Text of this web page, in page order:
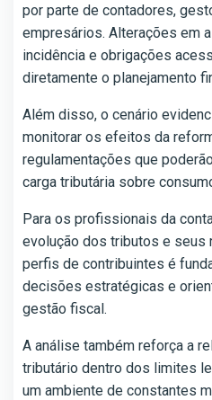
por parte de contadores,
empresários. Alterações em
incidência e obrigações
diretamente o planejamento
Além disso, o cenário
monitorar os efeitos da
regulamentações que
carga tributária sobre
Para os profissionais da
evolução dos tributos e
perfis de contribuintes é
decisões estratégicas e
gestão fiscal.
A análise também reforça a
tributário dentro dos limites
um ambiente de constantes